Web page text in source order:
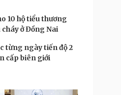
10 hộ tiểu thương
ở Đồng Nai
từng ngày tiến độ 2
cấp biên giới